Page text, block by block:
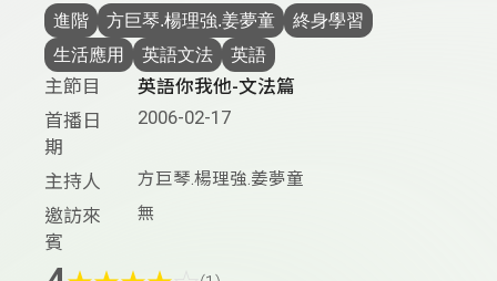
進階 方巨琴.楊理強.姜夢童
終身學習
生活應用
英語文法 英語
主節目
英語你我他-文法篇
首播日
期
2006-02-17
主持人 方巨琴.楊理強.姜夢童
邀訪來
賓
無